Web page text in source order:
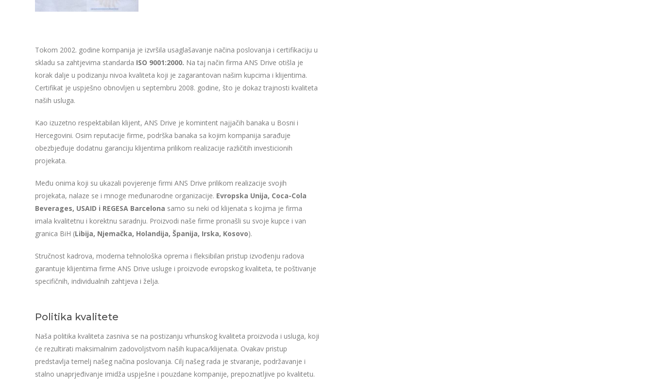
Tokom 2002. godine kompanija je izvršila usaglašavanje načina poslovanja i certifikaciju u
skladu sa zahtjevima standarda ISO 9001:2000. Na taj način firma ANS Drive otišla je
korak dalje u podizanju nivoa kvaliteta koji je zagarantovan našim kupcima i klijentima.
Certifikat je uspješno obnovljen u septembru 2008. godine, što je dokaz trajnosti kvaliteta
naših usluga.
Kao izuzetno respektabilan klijent, ANS Drive je komintent najjačih banaka u Bosni i
Hercegovini. Osim reputacije firme, podrška banaka sa kojim kompanija sarađuje
obezbjeđuje dodatnu garanciju klijentima prilikom realizacije različitih investicionih
projekata.
Među onima koji su ukazali povjerenje firmi ANS Drive prilikom realizacije svojih
projekata, nalaze se i mnoge međunarodne organizacije. Evropska Unija, Coca-Cola
Beverages, USAID i REGESA Barcelona samo su neki od klijenata s kojima je firma
imala kvalitetnu i korektnu saradnju. Proizvodi naše firme pronašli su svoje kupce i van
granica BiH (Libija, Njemačka, Holandija, Španija, Irska, Kosovo).
Stručnost kadrova, moderna tehnološka oprema i fleksibilan pristup izvođenju radova
garantuje klijentima firme ANS Drive usluge i proizvode evropskog kvaliteta, te poštivanje
specifičnih, individualnih zahtjeva i želja.
Politika kvalitete
Naša politika kvaliteta zasniva se na postizanju vrhunskog kvaliteta proizvoda i usluga, koji
će rezultirati maksimalnim zadovoljstvom naših kupaca/klijenata. Ovakav pristup
predstavlja temelj našeg načina poslovanja. Cilj našeg rada je stvaranje, podržavanje i
stalno unaprjeđivanje imidža uspješne i pouzdane kompanije, prepoznatljive po kvalitetu.